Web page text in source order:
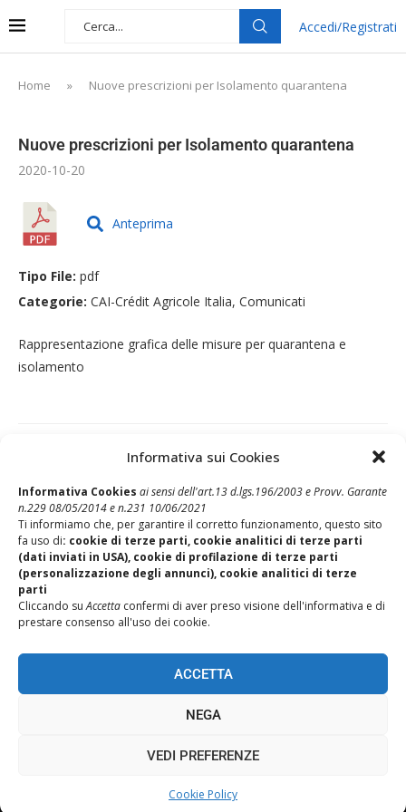
Informativa sui Cookies
Informativa Cookies ai sensi dell'art.13 d.lgs.196/2003 e Provv. Garante
n.229 08/05/2014 e n.231 10/06/2021
Ti informiamo che, per garantire il corretto funzionamento, questo sito
fa uso di: cookie di terze parti, cookie analitici di terze parti
(dati inviati in USA), cookie di profilazione di terze parti
(personalizzazione degli annunci), cookie analitici di terze
parti
Cliccando suAccetta confermi di aver preso visione dell'informativa e di
prestare consenso all'uso dei cookie.
ACCETTA
NEGA
VEDI PREFERENZE
Cookie Policy
Accedi/Registrati
Home » Nuove prescrizioni per Isolamento quarantena
Nuove prescrizioni per Isolamento quarantena
2020-10-20
Rappresentazione grafica delle misure per quarantena e
isolamento
Anteprima
Tipo File: pdf
Categorie: CAI-Crédit Agricole Italia, Comunicati
Post Precedente
Semestrale DR Romagna
Post Successivo
Revisioni Organizzative Servizio Clienti e Bom e VAP
REALIZZAZIONE SITI WEB ITALA
TORNA SU